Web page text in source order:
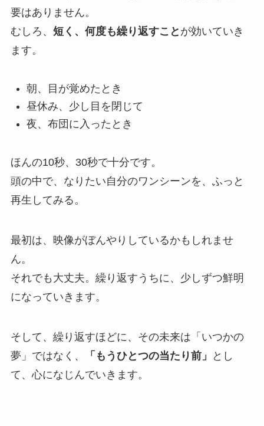
要はありません。
むしろ、 短く、何度も繰り返すこと が効いていき
ます。
朝、目が覚めたとき
昼休み、少し目を閉じて
夜、布団に入ったとき
ほんの10秒、30秒で十分です。
頭の中で、なりたい自分のワンシーンを、ふっと
再生してみる。
最初は、映像がぼんやりしているかもしれませ
ん。
それでも大丈夫。繰り返すうちに、少しずつ鮮明
になっていきます。
そして、繰り返すほどに、その未来は「いつかの
夢」ではなく、
「もうひとつの当たり前」
とし
て、心になじんでいきます。